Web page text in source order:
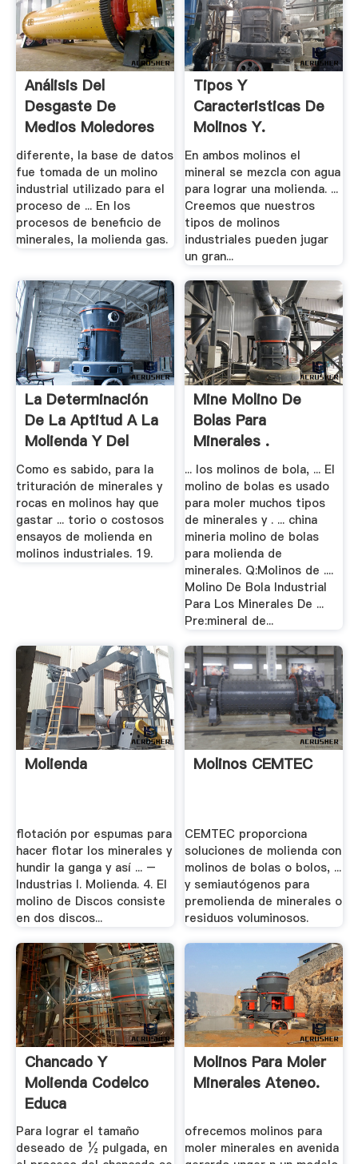
Análisis Del
Desgaste De
Medios Moledores
De Acero En Un.
diferente, la base de datos
fue tomada de un molino
industrial utilizado para el
proceso de ... En los
procesos de beneficio de
minerales, la molienda gas.
Tipos Y
Caracteristicas De
Molinos Y.
En ambos molinos el
mineral se mezcla con agua
para lograr una molienda. ...
Creemos que nuestros
tipos de molinos
industriales pueden jugar
un gran...
La Determinación
De La Aptitud A La
Molienda Y Del
Consumo.
Como es sabido, para la
trituración de minerales y
rocas en molinos hay que
gastar ... torio o costosos
ensayos de molienda en
molinos industriales. 19.
Mine Molino De
Bolas Para
Minerales .
... los molinos de bola, ... El
molino de bolas es usado
para moler muchos tipos
de minerales y . ... china
mineria molino de bolas
para molienda de
minerales. Q:Molinos de ....
Molino De Bola Industrial
Para Los Minerales De ...
Pre:mineral de...
Molienda
flotación por espumas para
hacer flotar los minerales y
hundir la ganga y así ... –
Industrias I. Molienda. 4. El
molino de Discos consiste
en dos discos...
Molinos CEMTEC
CEMTEC proporciona
soluciones de molienda con
molinos de bolas o bolos, ...
y semiautógenos para
premolienda de minerales o
residuos voluminosos.
Chancado Y
Molienda Codelco
Educa
Para lograr el tamaño
deseado de ½ pulgada, en
Molinos Para Moler
Minerales Ateneo.
ofrecemos molinos para
moler minerales en avenida